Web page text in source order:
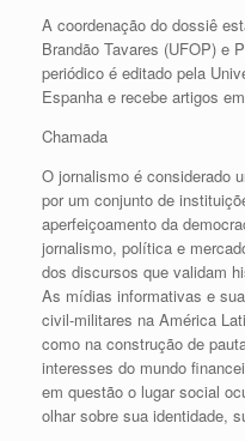
A coordenação do dossiê
Brandão Tavares (UFOP) e
periódico é editado pela
Espanha e recebe artigos
Chamada
O jornalismo é considerado
por um conjunto de
aperfeiçoamento da
jornalismo, política e
dos discursos que validam
As mídias informativas e
civil-militares na América
como na construção de
interesses do mundo
em questão o lugar social
olhar sobre sua identidade,